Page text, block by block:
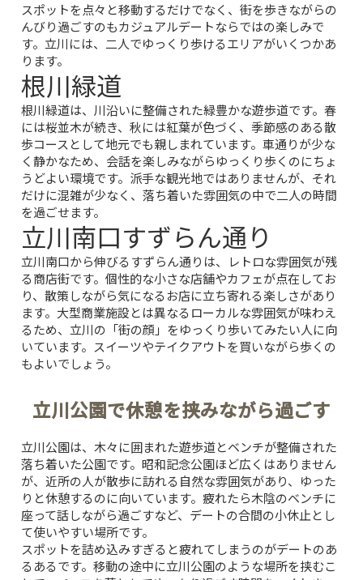
スポットを点々と移動するだけでなく、街を歩きながらの
んびり過ごすのもカジュアルデートならではの楽しみで
す。立川には、二人でゆっくり歩けるエリアがいくつかあ
ります。
根川緑道
根川緑道は、川沿いに整備された緑豊かな遊歩道です。春
には桜並木が続き、秋には紅葉が色づく、季節感のある散
歩コースとして地元でも親しまれています。車通りが少な
く静かなため、会話を楽しみながらゆっくり歩くのにちょ
うどよい環境です。派手な観光地ではありませんが、それ
だけに混雑が少なく、落ち着いた雰囲気の中で二人の時間
を過ごせます。
立川南口すずらん通り
立川南口から伸びるすずらん通りは、レトロな雰囲気が残
る商店街です。個性的な小さな店舗やカフェが点在してお
り、散策しながら気になるお店に立ち寄れる楽しさがあり
ます。大型商業施設とは異なるローカルな雰囲気が味わえ
るため、立川の「街の顔」をゆっくり歩いてみたい人に向
いています。スイーツやテイクアウトを買いながら歩くの
もよいでしょう。
立川公園で休憩を挟みながら過ごす
立川公園は、木々に囲まれた遊歩道とベンチが整備された
落ち着いた公園です。昭和記念公園ほど広くはありません
が、近所の人が散歩に訪れる自然な雰囲気があり、ゆった
りと休憩するのに向いています。疲れたら木陰のベンチに
座って話しながら過ごすなど、デートの合間の小休止とし
て使いやすい場所です。
スポットを詰め込みすぎると疲れてしまうのがデートのあ
るあるです。移動の途中に立川公園のような場所を挟むこ